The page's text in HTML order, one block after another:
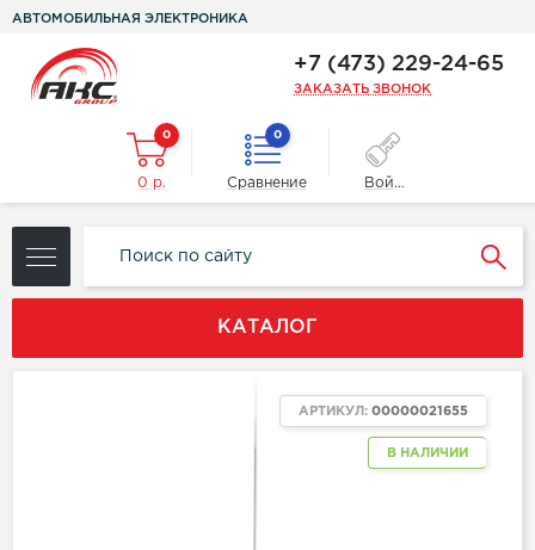
АВТОМОБИЛЬНАЯ ЭЛЕКТРОНИКА
+7 (473) 229-24-65
ЗАКАЗАТЬ ЗВОНОК
0
0 р.
0
Сравнение Войти
КАТАЛОГ
В НАЛИЧИИ
АРТИКУЛ: 00000021655